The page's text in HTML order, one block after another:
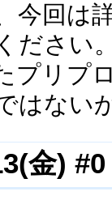
今回は
ださい
プリプ
はない
金) #0